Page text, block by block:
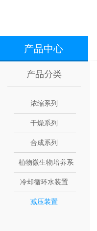
产品中心
产品分类
浓缩系列
干燥系列
合成系列
植物微生物培养系列
冷却循环水装置
减压装置